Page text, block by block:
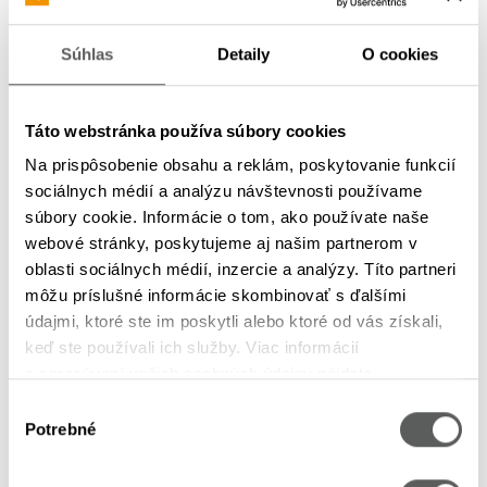
Súhlas Detaily O cookies
Táto webstránka používa súbory cookies
Na prispôsobenie obsahu a reklám, poskytovanie funkcií
sociálnych médií a analýzu návštevnosti používame
súbory cookie. Informácie o tom, ako používate naše
webové stránky, poskytujeme aj našim partnerom v
oblasti sociálnych médií, inzercie a analýzy. Títo partneri
môžu príslušné informácie skombinovať s ďalšími
údajmi, ktoré ste im poskytli alebo ktoré od vás získali,
keď ste používali ich služby. Viac informácií
súhlasu
Potrebné
v súlade s článkom 46 Nariadenia GDPR,
najm ä
prostredníctvom štandardných
prevádzkovateľom a
sprostredkovateľomposkytujúcimslužby prostredníctvom
marketingovej
platformyMailchimp(The Rocket Science Group LLT).
Automatizované individuálne
rozhodovanie
Spoločnosť Up Déjeuner , s. r. o. nevykonáva a ani
do
budúcnostineplánuje vykonávať
automatizovanéindividuálne rozhodovanievrátane
profilovaniav zmysle článku 22 Nariadenia GDPR.
Osobitné informácie o